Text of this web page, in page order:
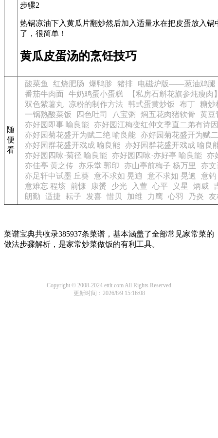
步骤2
热锅凉油下入黄瓜片翻炒然后加入适量水在把皮蛋放入
了，很简单！
黄瓜皮蛋汤的烹饪技巧
随
便
看
酸菜鱼 红烧肥肠 爆鸭胗 猪排
电磁炉版——葱油鸡腿
番茄牛肉面
牛奶鸡蛋小蛋糕
【私房石斛花旗参炖瘦肉
双色紫薯丸
凉粉的制作方法 韩式蛋黄炒饭 布丁 糖炒
一锅熟酸菜饭
四色吐司 八宝粥 焖五花肉猪软骨
黄豆
亦好园即事 喻良能 亦好园江梅变红仲文季直二弟有诗
亦好园菊花盛开为赋二绝 喻良能 亦好园菊花盛开为赋
亦好园群花盛开戏成 喻良能 亦好园群花盛开戏成 喻良
亦好园四咏·菊径 喻良能 亦好园四咏·亦好亭 喻良能 亦
亦佳亭 黄之传 亦乐堂 郭印 亦山亭前梅子 杨万里
亦
亦足轩中试墨 丘葵
意不求如 晃逈 意不求如 晃逈
意钓
意难忘 程垓
前慷 康赟 少光 入萱 心平 义星 炳威
朗勤
适捷 耘子 发喜 惜贝 加维 力鹰 心羽 乃炎 友
菜谱宝典共收录385937条菜谱，基本涵盖了全部常见家常菜的
做法步骤解析，是家常炒菜做饭的有利工具。
Copyright © 2008-2024 ettlt.com All Rights Reserved
更新时间：2026/8/9 15:16:08